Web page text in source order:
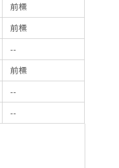
前標
前標
--
前標
--
--